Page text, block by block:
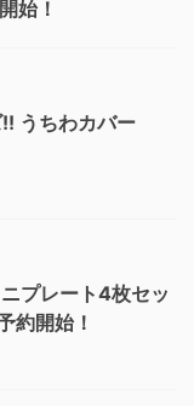
始！
うちわカバー
プレート4枚セッ
約開始！